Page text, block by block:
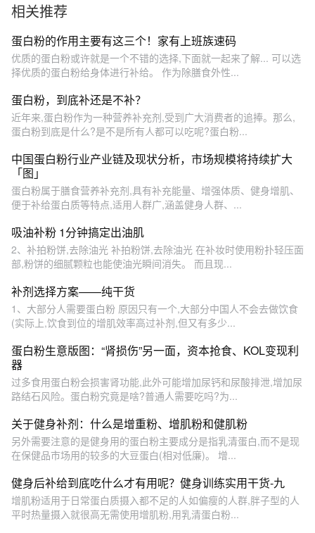
相关推荐
蛋白粉的作用主要有这三个！家有上班族速码
优质的蛋白粉或许就是一个不错的选择,下面就一起来了解... 可以选
择优质的蛋白粉给身体进行补给。 作为除膳食外性...
蛋白粉，到底补还是不补？
近年来,蛋白粉作为一种营养补充剂,受到广大消费者的追捧。那么,
蛋白粉到底是什么?是不是所有人都可以吃呢?蛋白粉...
中国蛋白粉行业产业链及现状分析，市场规模将持续扩大
「图」
蛋白粉属于膳食营养补充剂,具有补充能量、增强体质、健身增肌、
便于补给蛋白质等特点,适用人群广,涵盖健身人群、...
吸油补粉 1分钟搞定出油肌
2、补拍粉饼,去除油光 补拍粉饼,去除油光 在补妆时使用粉扑轻压面
部,粉饼的细腻颗粒也能使油光瞬间消失。 而且现...
补剂选择方案——纯干货
1、大部分人需要蛋白粉 原因只有一个,大部分中国人不会去做饮食
(实际上,饮食到位的增肌效率高过补剂,但又有多少...
蛋白粉生意版图：“肾损伤”另一面，资本抢食、KOL变现利
器
过多食用蛋白粉会损害肾功能,此外可能增加尿钙和尿酸排泄,增加尿
路结石风险。蛋白粉究竟是啥?普通人需要吃吗?为...
关于健身补剂：什么是增重粉、增肌粉和健肌粉
另外需要注意的是健身用的蛋白粉主要成分是指乳清蛋白,而不是现
在保健品市场用的较多的大豆蛋白(相对低廉)。 增...
健身后补给到底吃什么才有用呢？健身训练实用干货-九
增肌粉适用于日常蛋白质摄入都不足的人如偏瘦的人群,胖子型的人
平时热量摄入就很高无需使用增肌粉,用乳清蛋白粉...